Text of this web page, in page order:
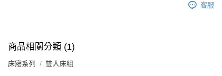
客服
商品相關分類 (1)
床寢系列 雙人床組